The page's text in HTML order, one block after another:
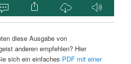
diese Ausgabe von
anderen empfehlen? Hier
sich ein einfaches PDF mit einer